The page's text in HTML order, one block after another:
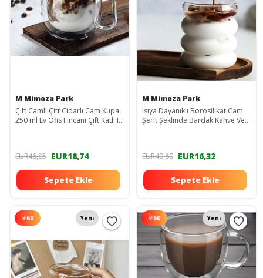
M Mimoza Park
Çift Camlı Çift Cidarlı Cam Kupa
250 ml Ev Ofis Fincanı Çift Katlı Isı
EUR46,85 EUR18,74
Sepete Ekle
M Mimoza Park
Isıya Dayanıklı Borosilikat Cam
Şerit Şeklinde Bardak Kahve Ve
EUR40,80 EUR16,32
Sepete Ekle
%60 Yeni %60 Yeni